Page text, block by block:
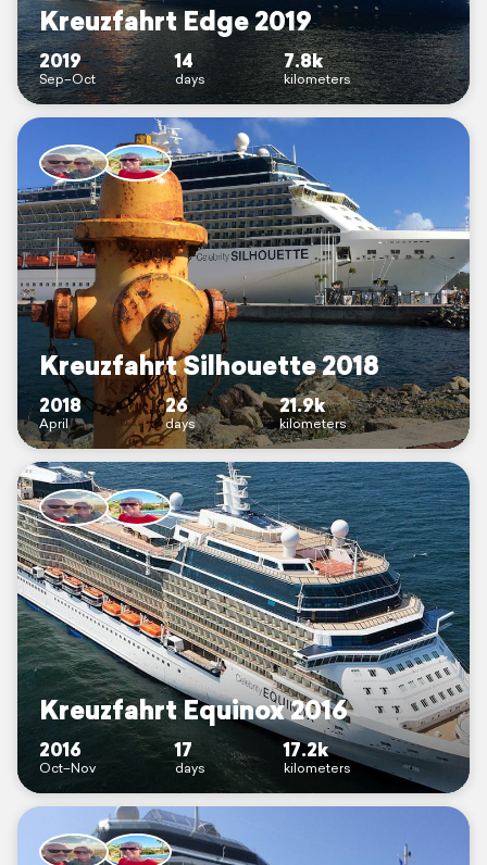
Kreuzfahrt Edge 2019
2019
Sep–Oct
14
days
7.8k
kilometers
Kreuzfahrt Silhouette 2018
2018
April
26
days
21.9k
kilometers
Kreuzfahrt Equinox 2016
2016
Oct–Nov
17
days
17.2k
kilometers